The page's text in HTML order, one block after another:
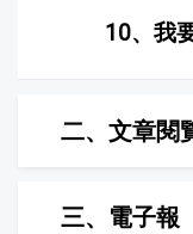
10、我
二、文章閱
三、電子報